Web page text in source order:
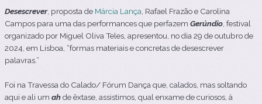
Desescrever, proposta de Márcia Lança , Rafael Frazão e Carolina
Campos para uma das performances que perfazem Gerúndio , festival
organizado por Miguel Oliva Teles , apresentou, no dia 29 de outubro de
2024, em Lisboa, “formas materiais e concretas de desescrever
palavras.”
Foi na Travessa do Calado/ Fórum Dança que, calados, mas soltando
aqui e ali um ahde êxtase, assistimos, qual enxame de curiosos, à